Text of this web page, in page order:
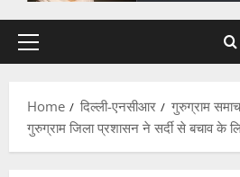
Primary
Home दिल्ली-एनसीआर
गुरुग्राम
गुरुग्राम जिला प्रशासन ने सर्दी से बचाव के